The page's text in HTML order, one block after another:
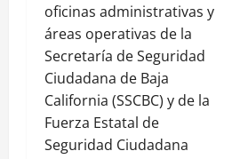
oficinas administrativas y
áreas operativas de la
Secretaría de Seguridad
Ciudadana de Baja
California (SSCBC) y de la
Fuerza Estatal de
Seguridad Ciudadana